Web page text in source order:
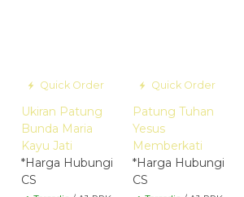
Quick Order
Ukiran Patung
Bunda Maria
Kayu Jati
*Harga Hubungi
CS
Quick Order
Patung Tuhan
Yesus
Memberkati
*Harga Hubungi
CS